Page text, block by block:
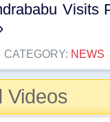
Visits
CATEGORY: NEWS
Videos